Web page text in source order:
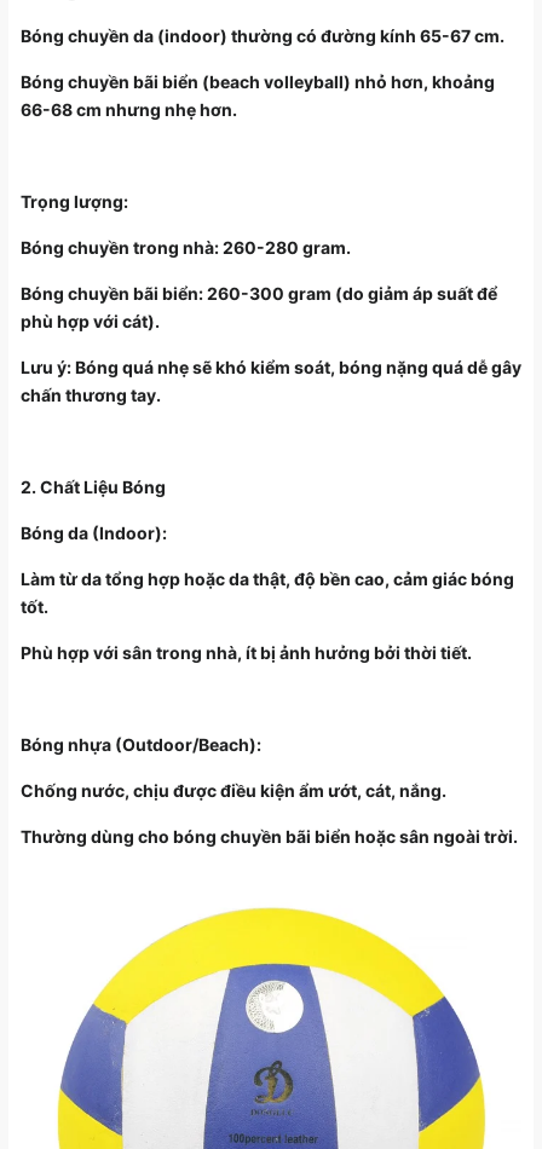
Bóng chuyền da (indoor) thường có đường kính 65-67 cm.
Bóng chuyền bãi biển (beach volleyball) nhỏ hơn, khoảng
66-68 cm nhưng nhẹ hơn.
Trọng lượng:
Bóng chuyền trong nhà: 260-280 gram.
Bóng chuyền bãi biển: 260-300 gram (do giảm áp suất để
phù hợp với cát).
Lưu ý: Bóng quá nhẹ sẽ khó kiểm soát, bóng nặng quá dễ gây
chấn thương tay.
2. Chất Liệu Bóng
Bóng da (Indoor):
Làm từ da tổng hợp hoặc da thật, độ bền cao, cảm giác bóng
tốt.
Phù hợp với sân trong nhà, ít bị ảnh hưởng bởi thời tiết.
Bóng nhựa (Outdoor/Beach):
Chống nước, chịu được điều kiện ẩm ướt, cát, nắng.
Thường dùng cho bóng chuyền bãi biển hoặc sân ngoài trời.